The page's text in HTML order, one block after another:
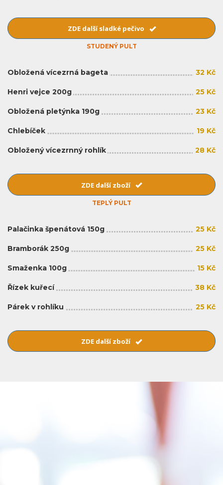
ZDE další sladké pečivo
STUDENÝ PULT
Obložená vícezrná bageta 32 Kč
Henri vejce 200g 25 Kč
Obložená pletýnka 190g 23 Kč
Chlebíček 19 Kč
Obložený vícezrnný rohlík 28 Kč
ZDE další zboží
TEPLÝ PULT
Palačinka špenátová 150g 25 Kč
Bramborák 250g 25 Kč
Smaženka 100g 15 Kč
Řízek kuřecí 38 Kč
Párek v rohlíku 25 Kč
ZDE další zboží